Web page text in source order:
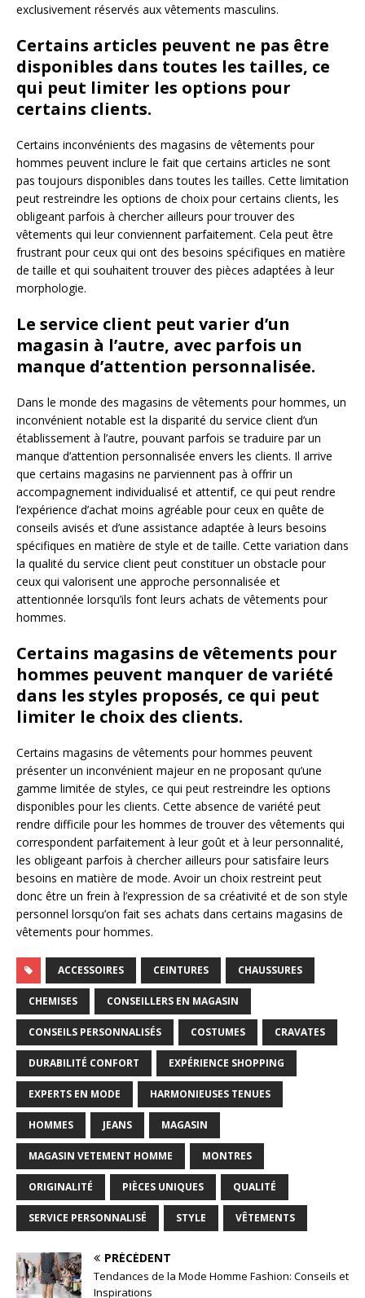
exclusivement réservés aux vêtements masculins.
Certains articles peuvent ne pas être
disponibles dans toutes les tailles, ce
qui peut limiter les options pour
certains clients.
Certains inconvénients des magasins de vêtements pour
hommes peuvent inclure le fait que certains articles ne sont
pas toujours disponibles dans toutes les tailles. Cette limitation
peut restreindre les options de choix pour certains clients, les
obligeant parfois à chercher ailleurs pour trouver des
vêtements qui leur conviennent parfaitement. Cela peut être
frustrant pour ceux qui ont des besoins spécifiques en matière
de taille et qui souhaitent trouver des pièces adaptées à leur
morphologie.
Le service client peut varier d’un
magasin à l’autre, avec parfois un
manque d’attention personnalisée.
Dans le monde des magasins de vêtements pour hommes, un
inconvénient notable est la disparité du service client d’un
établissement à l’autre, pouvant parfois se traduire par un
manque d’attention personnalisée envers les clients. Il arrive
que certains magasins ne parviennent pas à offrir un
accompagnement individualisé et attentif, ce qui peut rendre
l’expérience d’achat moins agréable pour ceux en quête de
conseils avisés et d’une assistance adaptée à leurs besoins
spécifiques en matière de style et de taille. Cette variation dans
la qualité du service client peut constituer un obstacle pour
ceux qui valorisent une approche personnalisée et
attentionnée lorsqu’ils font leurs achats de vêtements pour
hommes.
Certains magasins de vêtements pour
hommes peuvent manquer de variété
dans les styles proposés, ce qui peut
limiter le choix des clients.
Certains magasins de vêtements pour hommes peuvent
présenter un inconvénient majeur en ne proposant qu’une
gamme limitée de styles, ce qui peut restreindre les options
disponibles pour les clients. Cette absence de variété peut
rendre difficile pour les hommes de trouver des vêtements qui
correspondent parfaitement à leur goût et à leur personnalité,
les obligeant parfois à chercher ailleurs pour satisfaire leurs
besoins en matière de mode. Avoir un choix restreint peut
donc être un frein à l’expression de sa créativité et de son style
personnel lorsqu’on fait ses achats dans certains magasins de
vêtements pour hommes.
ACCESSOIRES CEINTURES CHAUSSURES
CHEMISES CONSEILLERS EN MAGASIN
CONSEILS PERSONNALISÉS COSTUMES CRAVATES
DURABILITÉ CONFORT EXPÉRIENCE SHOPPING
EXPERTS EN MODE HARMONIEUSES TENUES
HOMMES JEANS MAGASIN
MAGASIN VETEMENT HOMME MONTRES
ORIGINALITÉ PIÈCES UNIQUES QUALITÉ
SERVICE PERSONNALISÉ STYLE VÊTEMENTS
PRÉCÉDENT
Tendances de la Mode Homme Fashion: Conseils et
Inspirations